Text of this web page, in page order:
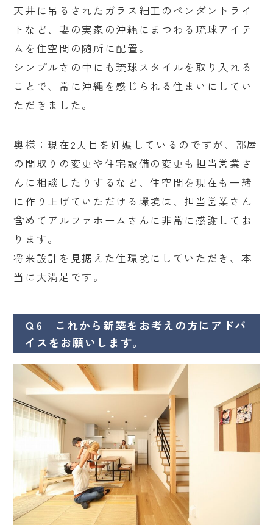
天井に吊るされたガラス細工のペンダントライ
トなど、妻の実家の沖縄にまつわる琉球アイテ
ムを住空間の随所に配置。
シンプルさの中にも琉球スタイルを取り入れる
ことで、常に沖縄を感じられる住まいにしてい
ただきました。
奥様：現在2人目を妊娠しているのですが、部屋
の間取りの変更や住宅設備の変更も担当営業さ
んに相談したりするなど、住空間を現在も一緒
に作り上げていただける環境は、担当営業さん
含めてアルファホームさんに非常に感謝してお
ります。
将来設計を見据えた住環境にしていただき、本
当に大満足です。
Ｑ6 これから新築をお考えの方にアドバ
イスをお願いします。